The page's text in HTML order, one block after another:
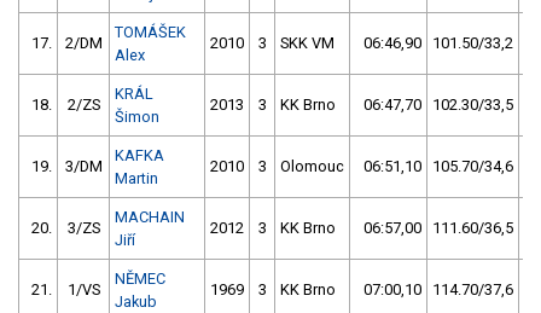
17. 2/DM
TOMÁŠEK
Alex
2010 3 SKK VM 06:46,90 101.50/33,2
18. 2/ZS
KRÁL
Šimon
2013 3 KK Brno 06:47,70 102.30/33,5
19. 3/DM
KAFKA
Martin
2010 3 Olomouc 06:51,10 105.70/34,6
20. 3/ZS
MACHAIN
Jiří
2012 3 KK Brno 06:57,00 111.60/36,5
21. 1/VS
NĚMEC
Jakub
1969 3 KK Brno 07:00,10 114.70/37,6